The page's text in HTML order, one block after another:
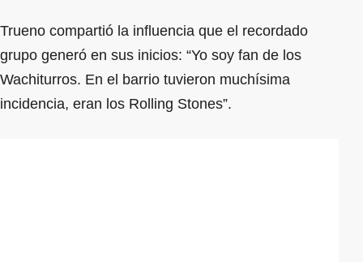
Trueno compartió la influencia que el recordado
grupo generó en sus inicios: “Yo soy fan de los
Wachiturros. En el barrio tuvieron muchísima
incidencia, eran los Rolling Stones”.